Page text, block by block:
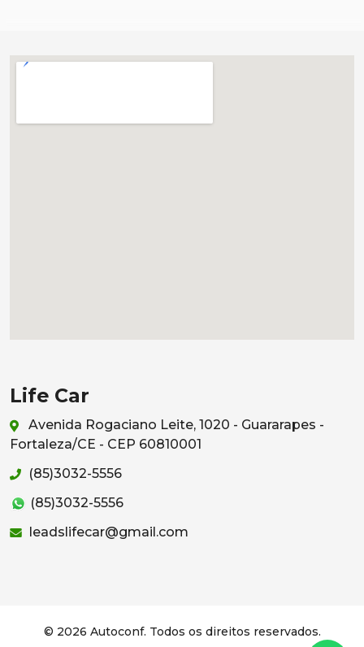
Life Car
Avenida Rogaciano Leite, 1020 - Guararapes -
Fortaleza/CE - CEP 60810001
(85)3032-5556
(85)3032-5556
leadslifecar@gmail.com
© 2026 Autoconf. Todos os direitos reservados.